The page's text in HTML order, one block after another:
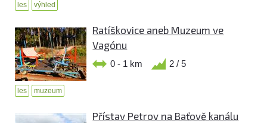
les výhled
Ratíškovice aneb Muzeum ve
Vagónu
0 - 1 km 2 / 5
les muzeum
Přístav Petrov na Baťově kanálu